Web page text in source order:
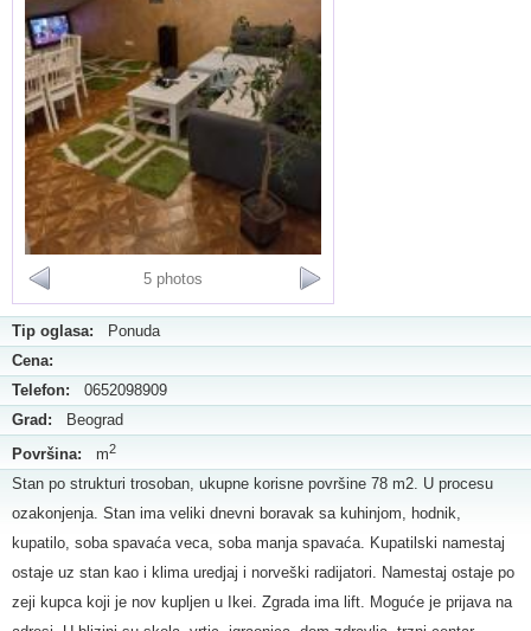
5 photos
Tip oglasa: Ponuda
Cena:
Telefon: 0652098909
Grad: Beograd
Površina: m2
Stan po strukturi trosoban, ukupne korisne površine 78 m2. U procesu
ozakonjenja. Stan ima veliki dnevni boravak sa kuhinjom, hodnik,
kupatilo, soba spavaća veca, soba manja spavaća. Kupatilski namestaj
ostaje uz stan kao i klima uredjaj i norveški radijatori. Namestaj ostaje po
zeji kupca koji je nov kupljen u Ikei. Zgrada ima lift. Moguće je prijava na